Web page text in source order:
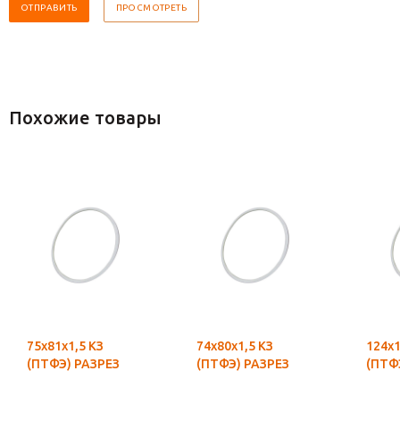
Похожие товары
75х81х1,5 КЗ
(ПТФЭ) РАЗРЕЗ
74х80х1,5 КЗ
(ПТФЭ) РАЗРЕЗ